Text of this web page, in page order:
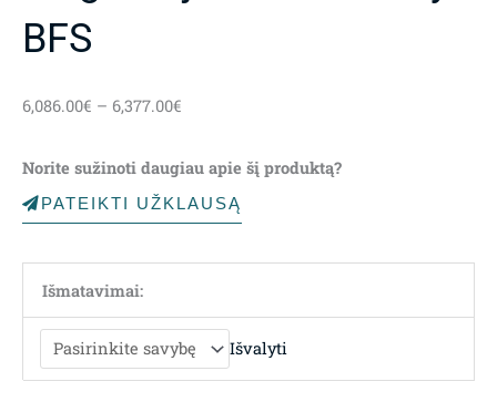
BFS
6,086.00€ – 6,377.00€
through
6,377.00€
Norite sužinoti daugiau apie šį produktą?
PATEIKTI UŽKLAUSĄ
Išmatavimai:
Išvalyti